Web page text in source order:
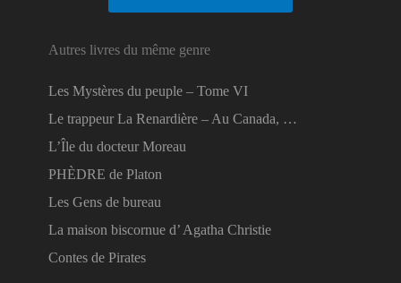
Autres livres du même genre
Les Mystères du peuple – Tome VI
Le trappeur La Renardière – Au Canada, …
L’Île du docteur Moreau
PHÈDRE de Platon
Les Gens de bureau
La maison biscornue d’ Agatha Christie
Contes de Pirates